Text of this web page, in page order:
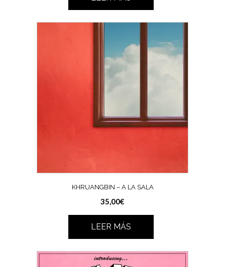
KHRUANGBIN – A LA SALA
35,00€
LEER MÁS